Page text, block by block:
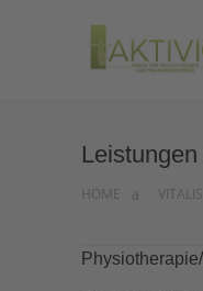
HOME VITALIS